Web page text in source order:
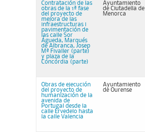
Contratación de las
obras de la 1ª fase
del proyecto de
mejora de las
infraestructuras i
pavimentación de
las calle Sor
Águeda, Marqués
de Albranca, Josep
Mª Fivaller (parte)
y plaza de la
Concórdia (parte)
Ayuntamiento
de Ciutadella de
Menorca
Obras de ejecución
del proyecto de
humanización de la
avenida de
Portugal desde la
calle Ervedelo hasta
la calle Valencia
Ayuntamiento
de Ourense